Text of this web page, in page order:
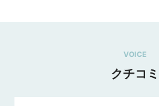
VOICE
クチコミ